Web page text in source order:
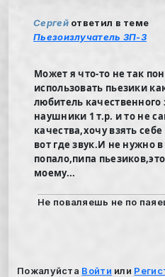
Сергейответил в теме
Пьезоизлучатель ЗП-3
Может я что-то не так
использовать пьезики
любитель качественного
наушники 1 т.р. и то не
качества,хочу взять
вот где звук.И не нужно
попало,пипа
моему...
Не поваляешь не по
Пожалуйста Войти или